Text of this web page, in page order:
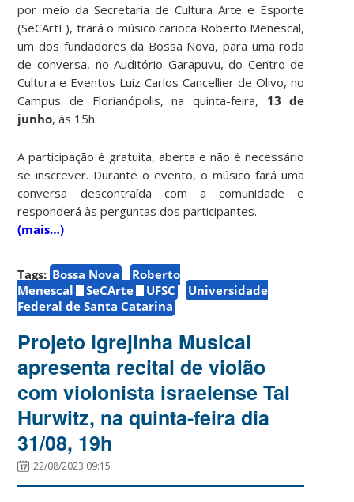
por meio da Secretaria de Cultura Arte e Esporte
(SeCArtE), trará o músico carioca Roberto Menescal,
um dos fundadores da Bossa Nova, para uma roda
de conversa, no Auditório Garapuvu, do Centro de
Cultura e Eventos Luiz Carlos Cancellier de Olivo, no
Campus de Florianópolis, na quinta-feira, 13 de
junho, às 15h.
A participação é gratuita, aberta e não é necessário
se inscrever. Durante o evento, o músico fará uma
conversa descontraída com a comunidade e
responderá às perguntas dos participantes.
(mais…)
Tags: Bossa Nova
Roberto
Menescal
SeCArte UFSC
Universidade
Federal de Santa Catarina
Projeto Igrejinha Musical
apresenta recital de violão
com violonista israelense Tal
Hurwitz, na quinta-feira dia
31/08, 19h
22/08/2023 09:15